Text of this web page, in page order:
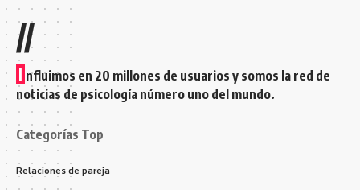
//
I nfluimos en 20 millones de usuarios y somos la red de
noticias de psicología número uno del mundo.
Categorías Top
Relaciones de pareja